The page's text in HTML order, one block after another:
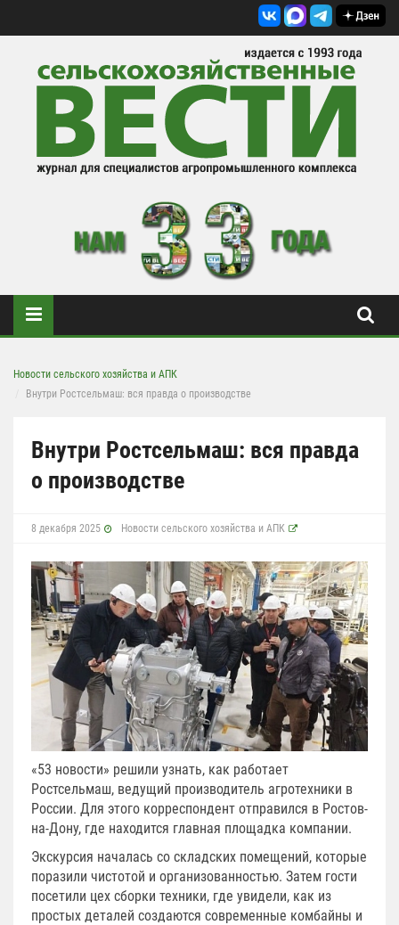
Новости сельского хозяйства и АПК
Внутри Ростсельмаш: вся правда о производстве
Внутри Ростсельмаш: вся правда
о производстве
8 декабря 2025 Новости сельского хозяйства и АПК
«53 новости» решили узнать, как работает
Ростсельмаш, ведущий производитель агротехники в
России. Для этого корреспондент отправился в Ростов-
на-Дону, где находится главная площадка компании.
Экскурсия началась со складских помещений, которые
поразили чистотой и организованностью. Затем гости
посетили цех сборки техники, где увидели, как из
простых деталей создаются современные комбайны и